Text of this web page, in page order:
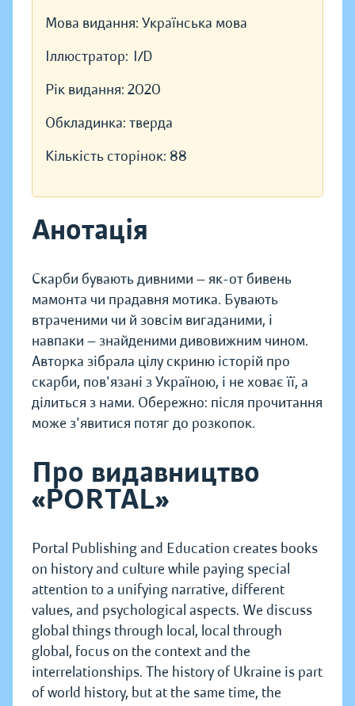
Мова видання: Українська мова
Іллюстратор: I/D
Рік видання: 2020
Обкладинка: тверда
Кількість сторінок: 88
Анотація
Скарби бувають дивними — як-от бивень
мамонта чи прадавня мотика. Бувають
втраченими чи й зовсім вигаданими, і
навпаки — знайденими дивовижним чином.
Авторка зібрала цілу скриню історій про
скарби, пов'язані з Україною, і не ховає її, а
ділиться з нами. Обережно: після прочитання
може з'явитися потяг до розкопок.
Про видавництво
«PORTAL»
Portal Publishing and Education creates books
on history and culture while paying special
attention to a unifying narrative, different
values, and psychological aspects. We discuss
global things through local, local through
global, focus on the context and the
interrelationships. The history of Ukraine is part
of world history, but at the same time, the